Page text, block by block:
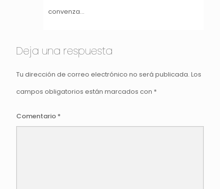
convenza…
Deja una respuesta
Tu dirección de correo electrónico no será publicada. Los
campos obligatorios están marcados con *
Comentario *